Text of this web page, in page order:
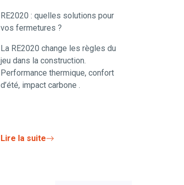
RE2020 : quelles solutions pour
vos fermetures ?
La RE2020 change les règles du
jeu dans la construction.
Performance thermique, confort
d’été, impact carbone .
Lire la suite